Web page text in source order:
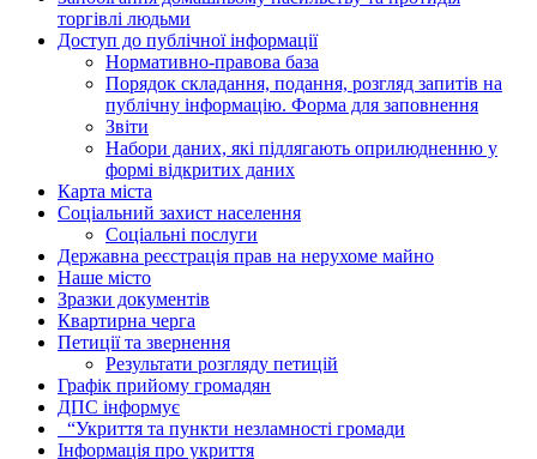
торгівлі людьми
Доступ до публічної інформації
Нормативно-правова база
Порядок складання, подання, розгляд запитів на
публічну інформацію. Форма для заповнення
Звіти
Набори даних, які підлягають оприлюдненню у
формі відкритих даних
Карта міста
Соціальний захист населення
Соціальні послуги
Державна реєстрація прав на нерухоме майно
Наше місто
Зразки документів
Квартирна черга
Петиції та звернення
Результати розгляду петицій
Графік прийому громадян
ДПС інформує
“Укриття та пункти незламності громади
Інформація про укриття